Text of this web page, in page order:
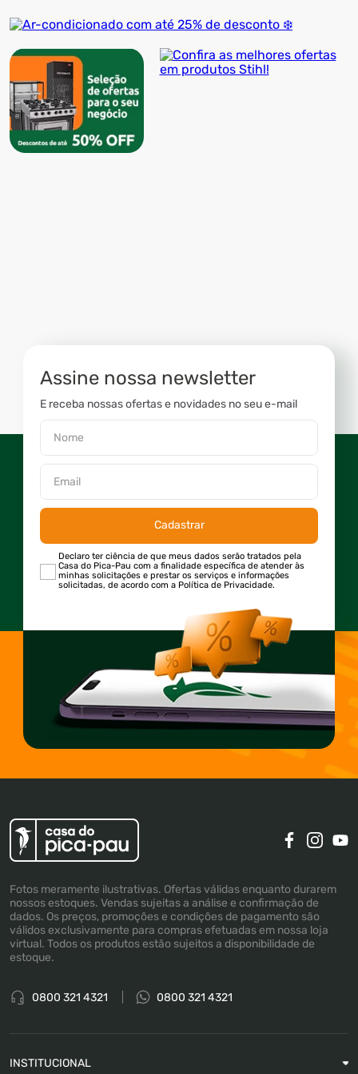
Assine nossa newsletter
E receba nossas ofertas e novidades no seu e-mail
Cadastrar
Declaro ter ciência de que meus dados serão tratados pela
Casa do Pica-Pau com a finalidade específica de atender às
minhas solicitações e prestar os serviços e informações
solicitadas, de acordo com a Política de Privacidade.
Fotos meramente ilustrativas. Ofertas válidas enquanto durarem
nossos estoques. Vendas sujeitas a análise e confirmação de
dados. Os preços, promoções e condições de pagamento são
válidos exclusivamente para compras efetuadas em nossa loja
virtual. Todos os produtos estão sujeitos a disponibilidade de
estoque.
0800 321 4321 0800 321 4321
INSTITUCIONAL